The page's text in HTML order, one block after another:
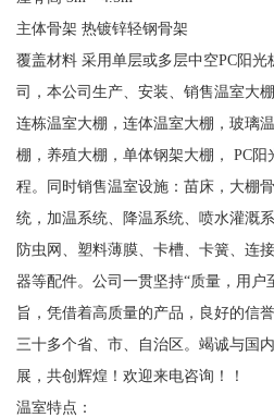
主体骨架 热镀锌轻钢骨架
覆盖材料 采用单层或多层中空PC阳
司，本公司生产、安装、销售温室大
连栋温室大棚，连体温室大棚，玻璃
棚，养殖大棚，单体钢架大棚， PC
程。同时销售温室设施：苗床，大棚
统，加温系统、降温系统、喷水灌溉
防虫网、塑料薄膜、卡槽、卡簧、连
器等配件。公司一贯坚持“质量，用户
旨，凭借着高质量的产品，良好的信
三十多个省、市、自治区。竭诚与国
展，共创辉煌！欢迎来电咨询！！
温室特点：